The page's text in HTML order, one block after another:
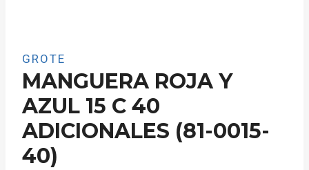
GROTE
MANGUERA ROJA Y
AZUL 15 C 40
ADICIONALES (81-0015-
40)